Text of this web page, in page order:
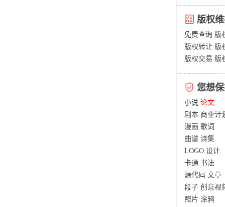
版权
免费查询 版
版权转让 版
版权交易 版
您想
小说 论文
剧本 商业计
漫画 歌词
曲谱 诗集
LOGO 设计
卡通 书法
源代码 文章
段子 创意视
照片 涂鸦